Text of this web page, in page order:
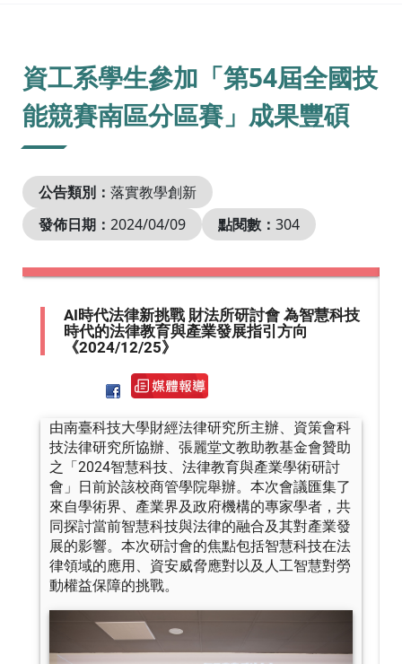
資工系學生參加「第54屆全國技
能競賽南區分區賽」成果豐碩
公告類別： 落實教學創新
發佈日期： 2024/04/09 點閱數： 304